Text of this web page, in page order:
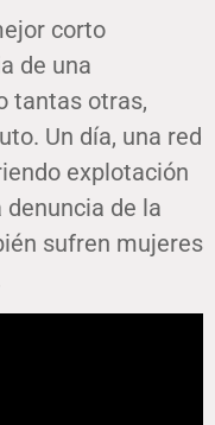
corto
de una
tantas otras,
Un día, una red
explotación
de la
sufren mujeres